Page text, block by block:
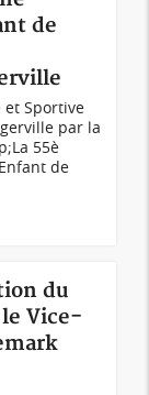
de
Sportive
par la
55è
de
du
Vice-